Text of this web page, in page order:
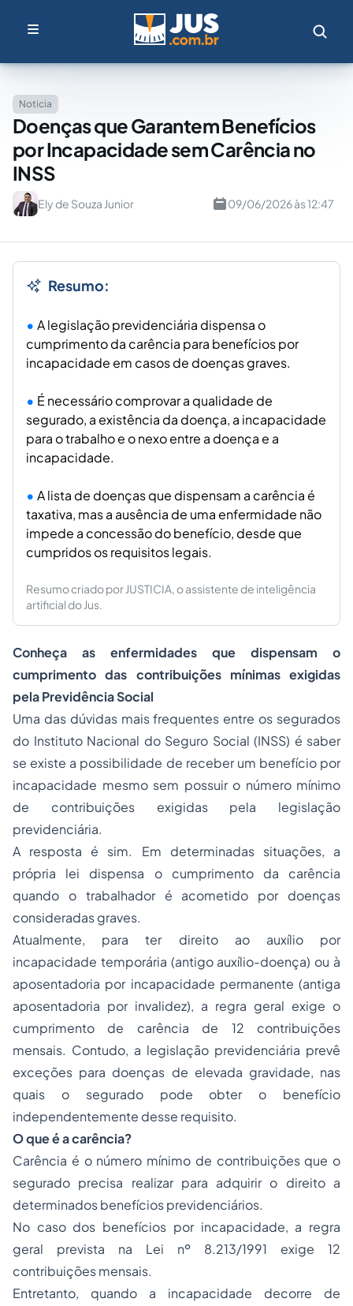
Noticia
Doenças que Garantem Benefícios
por Incapacidade sem Carência no
INSS
Ely de Souza Junior 09/06/2026 às 12:47
Resumo:
A legislação previdenciária dispensa o
cumprimento da carência para benefícios por
incapacidade em casos de doenças graves.
É necessário comprovar a qualidade de
segurado, a existência da doença, a incapacidade
para o trabalho e o nexo entre a doença e a
incapacidade.
A lista de doenças que dispensam a carência é
taxativa, mas a ausência de uma enfermidade não
impede a concessão do benefício, desde que
cumpridos os requisitos legais.
Resumo criado por JUSTICIA, o assistente de inteligência
artificial do Jus.
Conheça as enfermidades que dispensam o
cumprimento das contribuições mínimas exigidas
pela Previdência Social
Uma das dúvidas mais frequentes entre os segurados
do Instituto Nacional do Seguro Social (INSS) é saber
se existe a possibilidade de receber um benefício por
incapacidade mesmo sem possuir o número mínimo
de contribuições exigidas pela legislação
previdenciária.
A resposta é sim. Em determinadas situações, a
própria lei dispensa o cumprimento da carência
quando o trabalhador é acometido por doenças
consideradas graves.
Atualmente, para ter direito ao auxílio por
incapacidade temporária (antigo auxílio-doença) ou à
aposentadoria por incapacidade permanente (antiga
aposentadoria por invalidez), a regra geral exige o
cumprimento de carência de 12 contribuições
mensais. Contudo, a legislação previdenciária prevê
exceções para doenças de elevada gravidade, nas
quais o segurado pode obter o benefício
independentemente desse requisito.
O que é a carência?
Carência é o número mínimo de contribuições que o
segurado precisa realizar para adquirir o direito a
determinados benefícios previdenciários.
No caso dos benefícios por incapacidade, a regra
geral prevista na Lei nº 8.213/1991 exige 12
contribuições mensais.
Entretanto, quando a incapacidade decorre de